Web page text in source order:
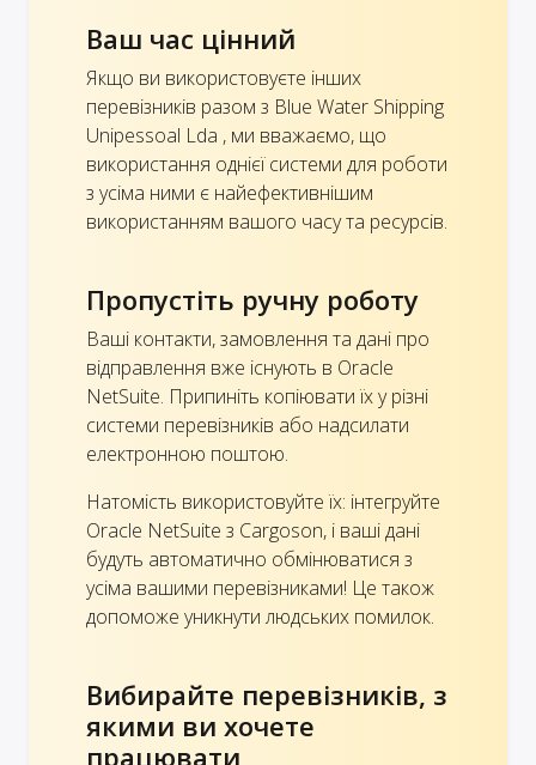
Ваш час цінний
Якщо ви використовуєте інших
перевізників разом з Blue Water Shipping
Unipessoal Lda , ми вважаємо, що
використання однієї системи для роботи
з усіма ними є найефективнішим
використанням вашого часу та ресурсів.
Пропустіть ручну роботу
Ваші контакти, замовлення та дані про
відправлення вже існують в Oracle
NetSuite. Припиніть копіювати їх у різні
системи перевізників або надсилати
електронною поштою.
Натомість використовуйте їх: інтегруйте
Oracle NetSuite з Cargoson, і ваші дані
будуть автоматично обмінюватися з
усіма вашими перевізниками! Це також
допоможе уникнути людських помилок.
Вибирайте перевізників, з
якими ви хочете
працювати